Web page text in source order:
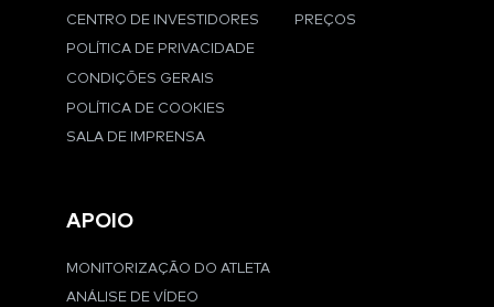
CENTRO DE INVESTIDORES
POLÍTICA DE PRIVACIDADE
CONDIÇÕES GERAIS
POLÍTICA DE COOKIES
SALA DE IMPRENSA
PREÇOS
APOIO
MONITORIZAÇÃO DO ATLETA
ANÁLISE DE VÍDEO